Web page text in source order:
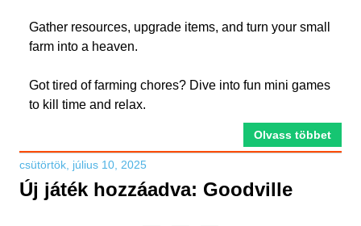
Gather resources, upgrade items, and turn your small
farm into a heaven.
Got tired of farming chores? Dive into fun mini games
to kill time and relax.
Olvass többet
csütörtök, július 10, 2025
Új játék hozzáadva: Goodville